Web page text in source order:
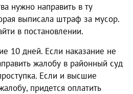
нужно направить в ту
выписала штраф за мусор.
в постановлении.
10 дней. Если наказание не
жалобу в районный суд
Если и высшие
придется оплатить